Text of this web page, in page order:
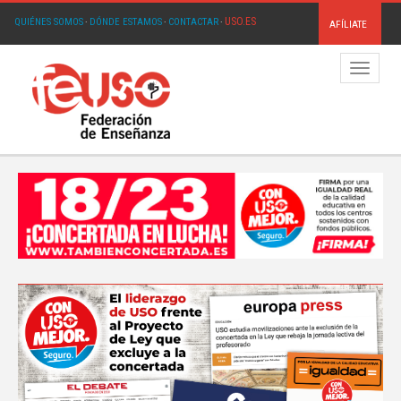
QUIÉNES SOMOS· DÓNDE ESTAMOS· CONTACTAR· USO.ES AFÍLIATE
Menú